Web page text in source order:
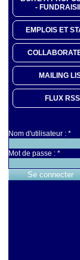
-
EMPLOIS ET
MAILING
FLUX RSS
Nom d'utilisateur : *
Mot de passe : *